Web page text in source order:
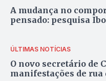
A mudança no
pensado: pesquisa
ÚLTIMAS NOTÍCIAS
O novo secretário de
manifestações de rua